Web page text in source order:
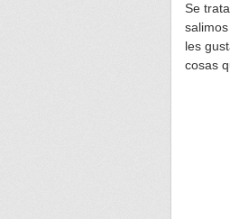
Se
les
cosas